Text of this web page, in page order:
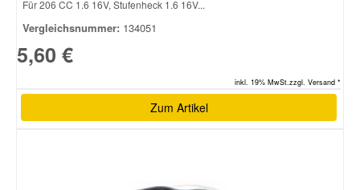
Für 206 CC 1.6 16V, Stufenheck 1.6 16V...
Vergleichsnummer: 134051
5,60 €
inkl. 19% MwSt.zzgl. Versand *
Zum Artikel
Toyota Ersatzteile
Volvo Ersatzteile